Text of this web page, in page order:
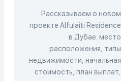
Рассказываем о новом
проекте Alfulaiti Residence
в Дубае: место
расположения, типы
недвижимости, начальная
стоимость, план выплат,